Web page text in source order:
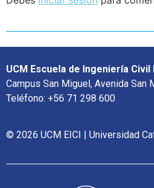
UCM Escuela de Ingeniería
Campus San Miguel, Avenida San
Teléfono: +56 71 298 600
© 2026 UCM EICI | Universidad